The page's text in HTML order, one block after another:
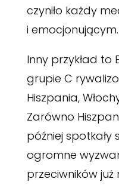
czyniło każdy
i emocjonującym.
Inny przykład to
grupie C
Hiszpania,
Zarówno
później spotkały
ogromne
przeciwników